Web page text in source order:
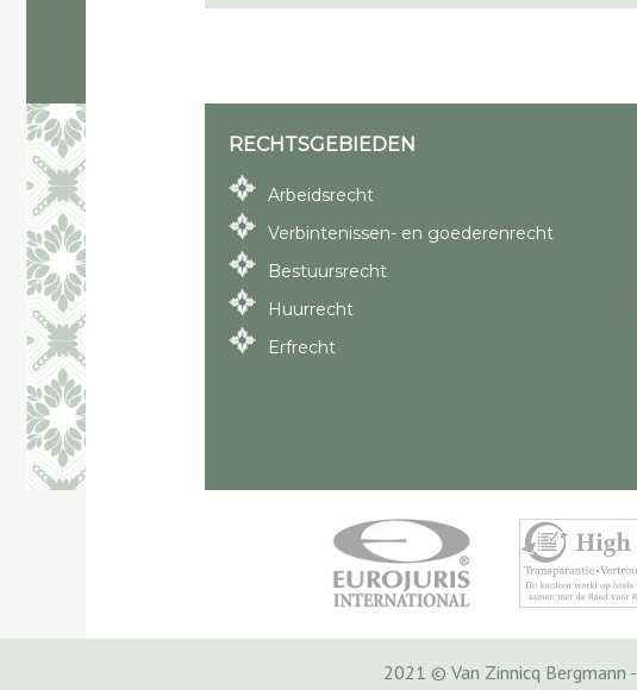
RECHTSGEBIEDEN
Arbeidsrecht
Verbintenissen- en goederenrecht
Bestuursrecht
Huurrecht
Erfrecht
2021 © Van Zinnicq Bergmann -